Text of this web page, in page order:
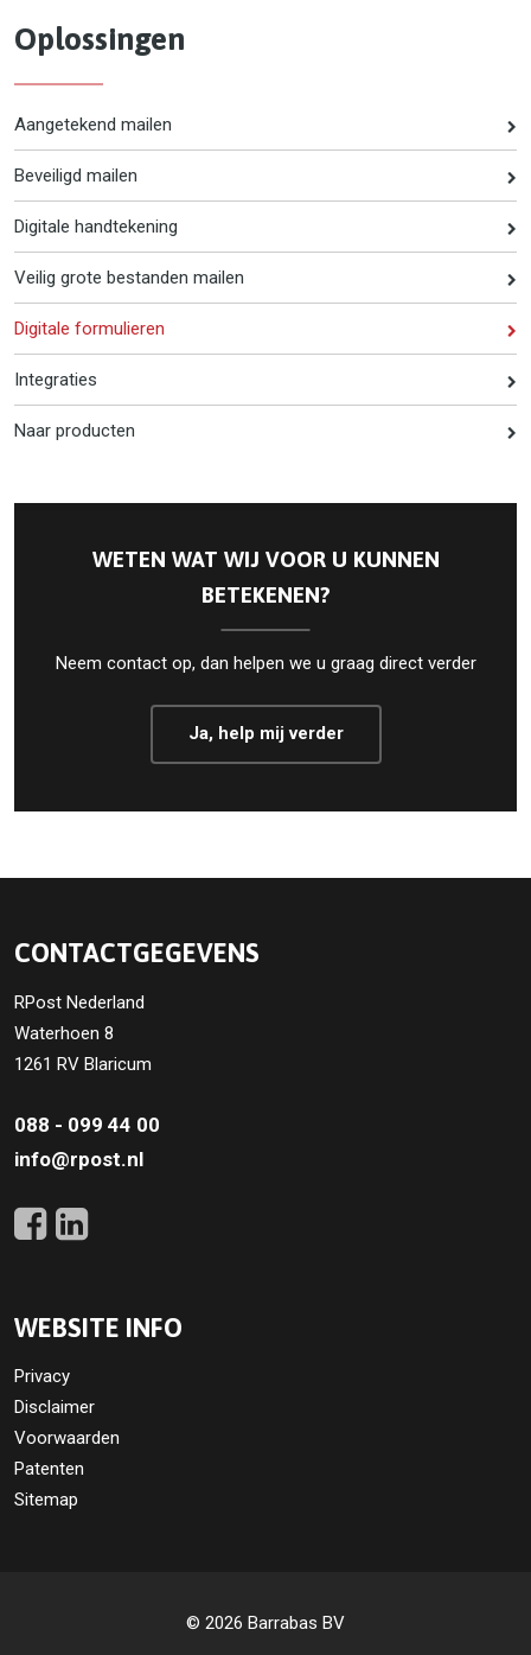
Oplossingen
Aangetekend mailen
Beveiligd mailen
Digitale handtekening
Veilig grote bestanden mailen
Digitale formulieren
Integraties
Naar producten
WETEN WAT WIJ VOOR U KUNNEN
BETEKENEN?
Neem contact op, dan helpen we u graag direct verder
Ja, help mij verder
CONTACTGEGEVENS
RPost Nederland
Waterhoen 8
1261 RV Blaricum
088 - 099 44 00
info@rpost.nl
WEBSITE INFO
Privacy
Disclaimer
Voorwaarden
Patenten
Sitemap
© 2026 Barrabas BV